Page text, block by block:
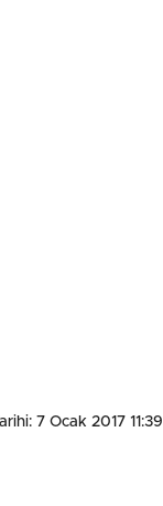
7 Ocak 2017 11:39